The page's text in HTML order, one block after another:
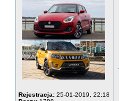
Rejestracja: 25-01-2019, 22:18